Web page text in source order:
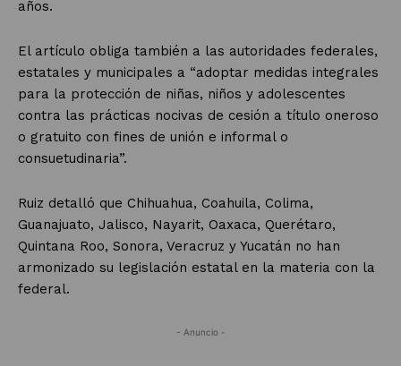
años.
El artículo obliga también a las autoridades federales,
estatales y municipales a “adoptar medidas integrales
para la protección de niñas, niños y adolescentes
contra las prácticas nocivas de cesión a título oneroso
o gratuito con fines de unión e informal o
consuetudinaria”.
Ruiz detalló que Chihuahua, Coahuila, Colima,
Guanajuato, Jalisco, Nayarit, Oaxaca, Querétaro,
Quintana Roo, Sonora, Veracruz y Yucatán no han
armonizado su legislación estatal en la materia con la
federal.
- Anuncio -